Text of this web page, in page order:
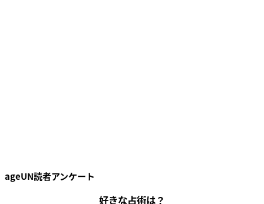
ageUN読者アンケート
好きな占術は？